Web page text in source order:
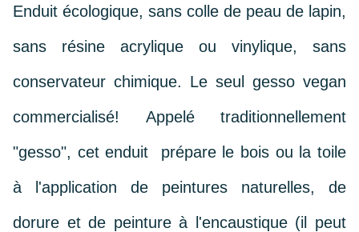
Enduit écologique, sans colle de peau de lapin,
sans résine acrylique ou vinylique, sans
conservateur chimique. Le seul gesso vegan
commercialisé! Appelé traditionnellement
"gesso", cet enduit prépare le bois ou la toile
à l'application de peintures naturelles, de
dorure et de peinture à l'encaustique (il peut